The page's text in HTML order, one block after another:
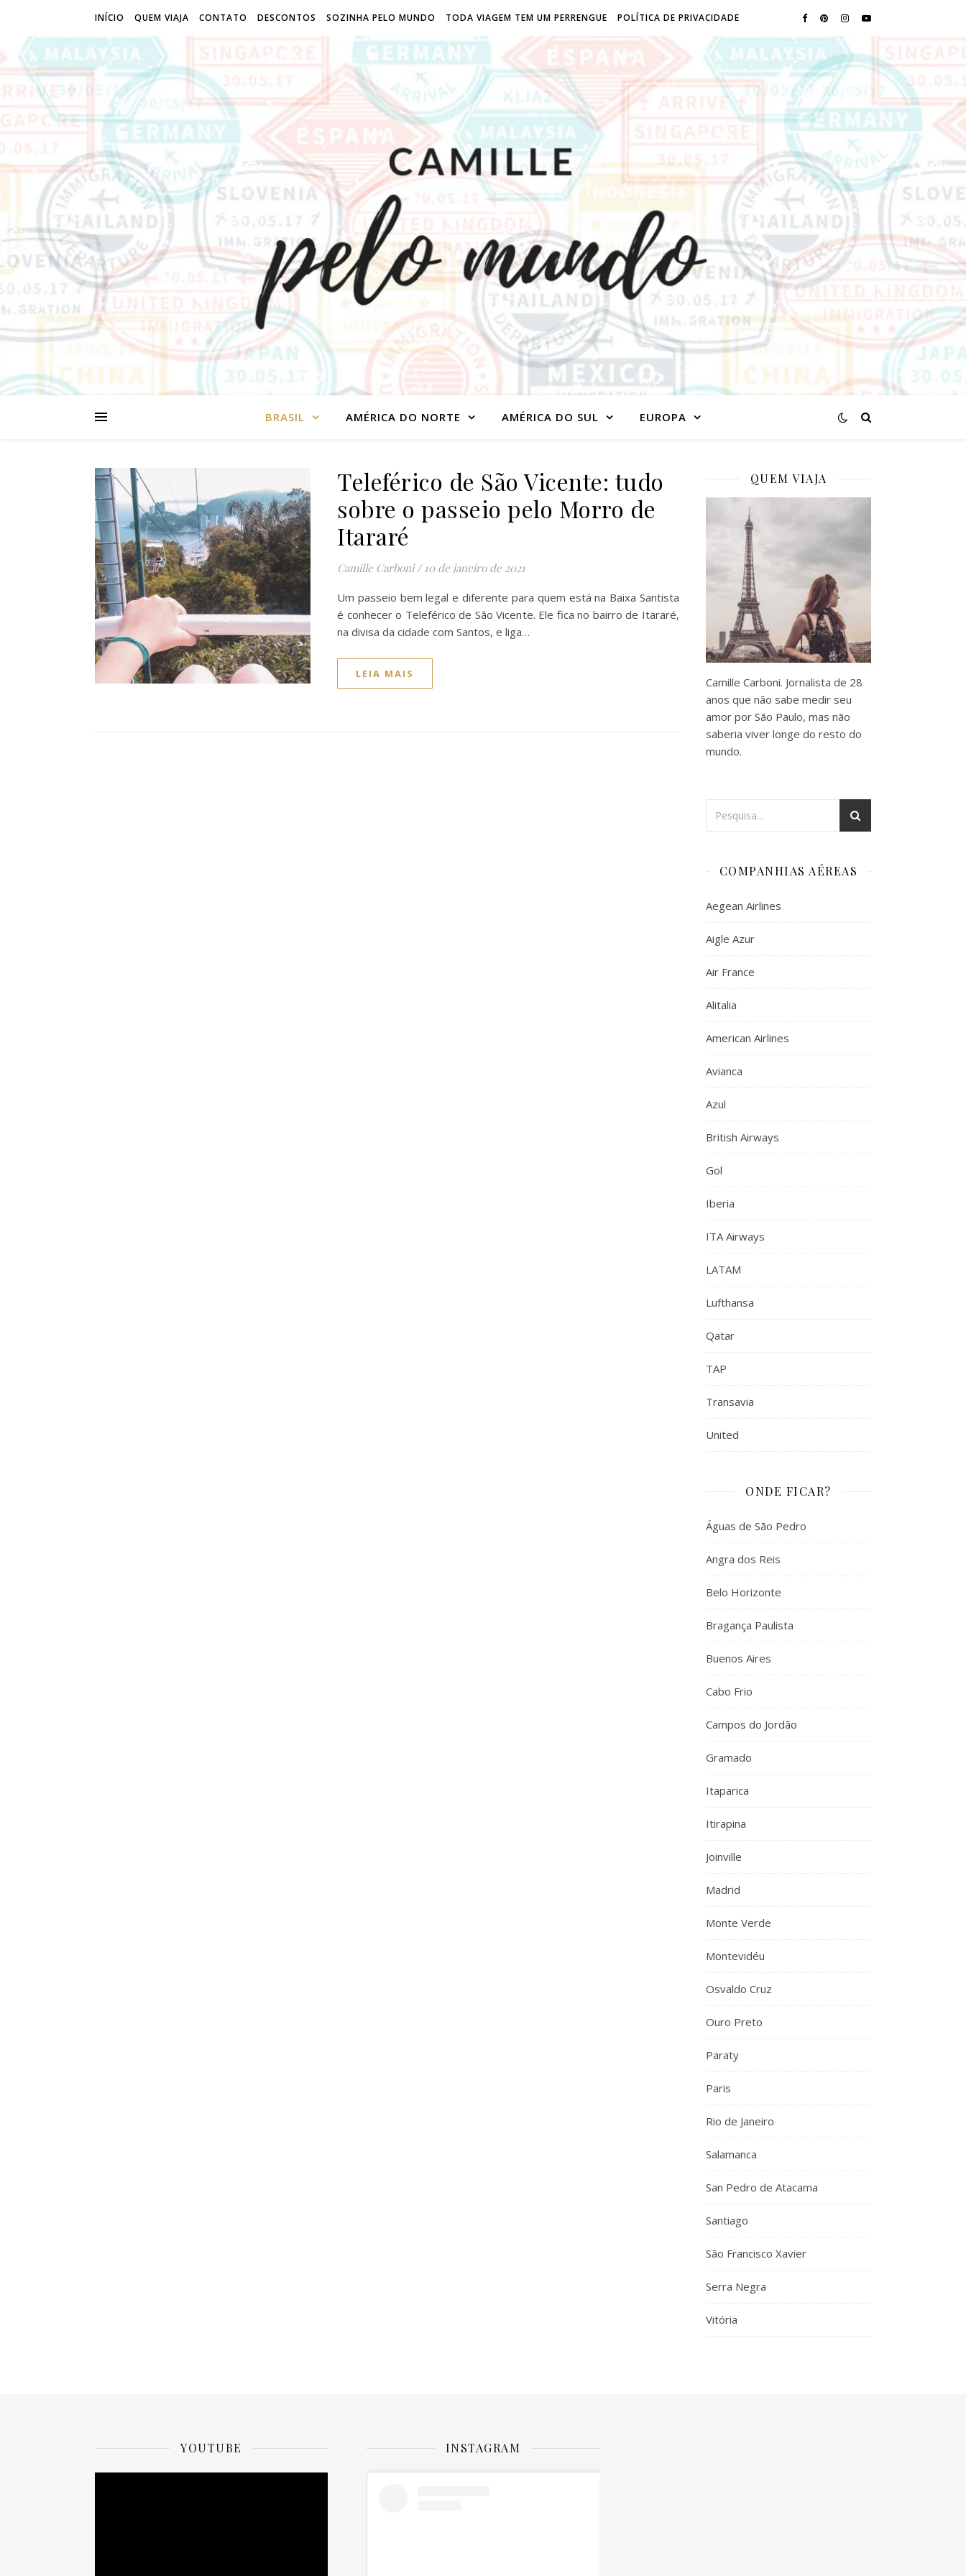
INÍCIO QUEM VIAJA CONTATO DESCONTOS SOZINHA PELO MUNDO TODA VIAGEM TEM UM PERRENGUE POLÍTICA DE PRIVACIDADE
BRASIL AMÉRICA DO NORTE AMÉRICA DO SUL EUROPA
Teleférico de São Vicente: tudo
sobre o passeio pelo Morro de
Itararé
Camille Carboni / 10 de janeiro de 2021
Um passeio bem legal e diferente para quem está na Baixa Santista
é conhecer o Teleférico de São Vicente. Ele fica no bairro de Itararé,
na divisa da cidade com Santos, e liga…
LEIA MAIS
QUEM VIAJA
Camille Carboni. Jornalista de 28
anos que não sabe medir seu
amor por São Paulo, mas não
saberia viver longe do resto do
mundo.
COMPANHIAS AÉREAS
Aegean Airlines
Aigle Azur
Air France
Alitalia
American Airlines
Avianca
Azul
British Airways
Gol
Iberia
ITA Airways
LATAM
Lufthansa
Qatar
TAP
Transavia
United
ONDE FICAR?
Águas de São Pedro
Angra dos Reis
Belo Horizonte
Bragança Paulista
Buenos Aires
Cabo Frio
Campos do Jordão
Gramado
Itaparica
Itirapina
Joinville
Madrid
Monte Verde
Montevidéu
Osvaldo Cruz
Ouro Preto
Paraty
Paris
Rio de Janeiro
Salamanca
San Pedro de Atacama
Santiago
São Francisco Xavier
Serra Negra
Vitória
YOUTUBE INSTAGRAM